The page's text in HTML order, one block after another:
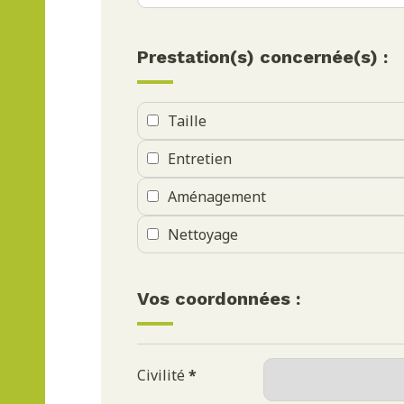
Prestation(s) concernée(s) :
Taille
Entretien
Aménagement
Nettoyage
Vos coordonnées :
Civilité*